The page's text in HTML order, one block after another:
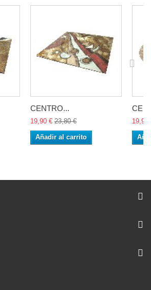
CENTRO...
19,90 € 23,80 €
Añadir al carrito
19,90